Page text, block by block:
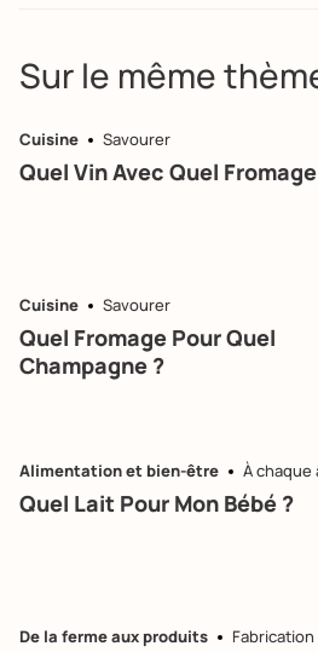
Sur le même
Cuisine Savourer
Quel Vin Avec Quel
Cuisine Savourer
Quel Fromage Pour Quel
Champagne ?
Alimentation et bien-être À chaque
Quel Lait Pour Mon Bébé ?
De la ferme aux produits Fabrication